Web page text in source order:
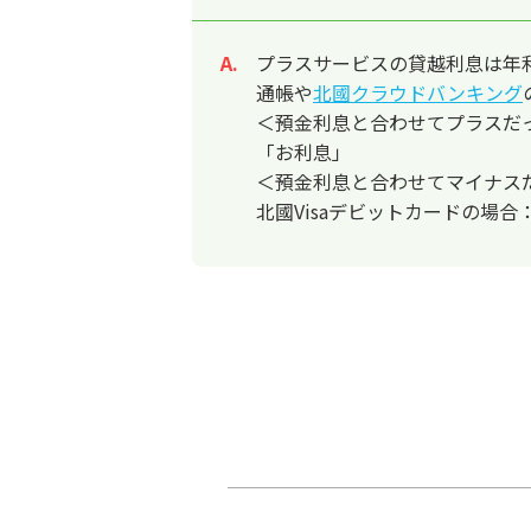
回答
プラスサービスの貸越利息は
通帳や北國クラウドバンキング
＜預金利息と合わせてプラスだ
「お利息」
＜預金利息と合わせてマイナス
北國Visaデビットカードの場